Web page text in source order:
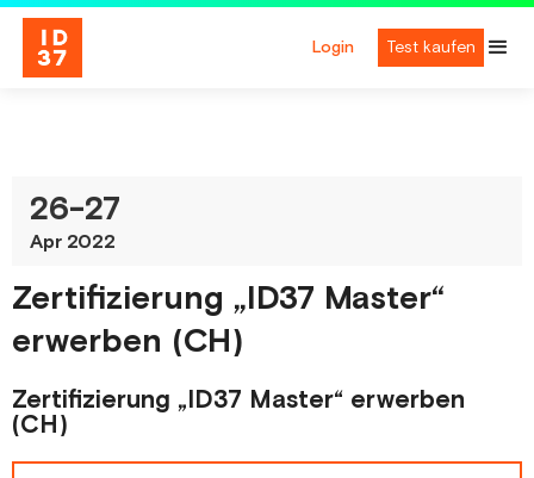
Login Test kaufen
26-27
Apr 2022
Zertifizierung „ID37 Master“
erwerben (CH)
Zertifizierung „ID37 Master“ erwerben
(CH)